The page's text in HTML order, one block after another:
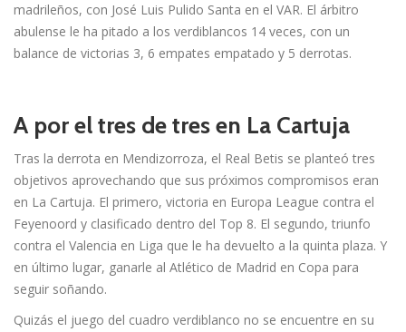
madrileños, con José Luis Pulido Santa en el VAR. El árbitro
abulense le ha pitado a los verdiblancos 14 veces, con un
balance de victorias 3, 6 empates empatado y 5 derrotas.
A por el tres de tres en La Cartuja
Tras la derrota en Mendizorroza, el Real Betis se planteó tres
objetivos aprovechando que sus próximos compromisos eran
en La Cartuja. El primero, victoria en Europa League contra el
Feyenoord y clasificado dentro del Top 8. El segundo, triunfo
contra el Valencia en Liga que le ha devuelto a la quinta plaza. Y
en último lugar, ganarle al Atlético de Madrid en Copa para
seguir soñando.
Quizás el juego del cuadro verdiblanco no se encuentre en su